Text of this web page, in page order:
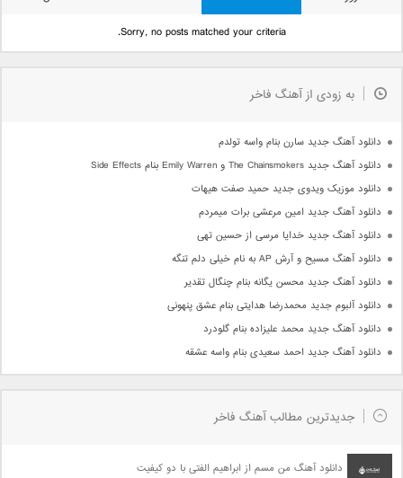
Sorry, no posts matched your criteria.
به زودی از آهنگ فاخر
دانلود آهنگ جدید سارن بنام واسه تولدم
دانلود آهنگ جدید The Chainsmokers و Emily Warren بنام Side Effects
دانلود موزیک ویدوی جدید حمید صفت هیهات
دانلود آهنگ جدید امین مرعشی برات میمردم
دانلود آهنگ جدید خدایا مرسی از حسین تهی
دانلود آهنگ مسیح و آرش AP به نام خیلی دلم تنگه
دانلود آهنگ جدید محسن یگانه بنام چنگال تقدیر
دانلود آلبوم جدید محمدرضا هدایتی بنام عشق پنهونی
دانلود آهنگ جدید محمد علیزاده بنام گلودرد
دانلود آهنگ جدید احمد سعیدی بنام واسه عشقه
جدیدترین مطالب آهنگ فاخر
دانلود آهنگ من مسم از ابراهیم الفتی با دو کیفیت